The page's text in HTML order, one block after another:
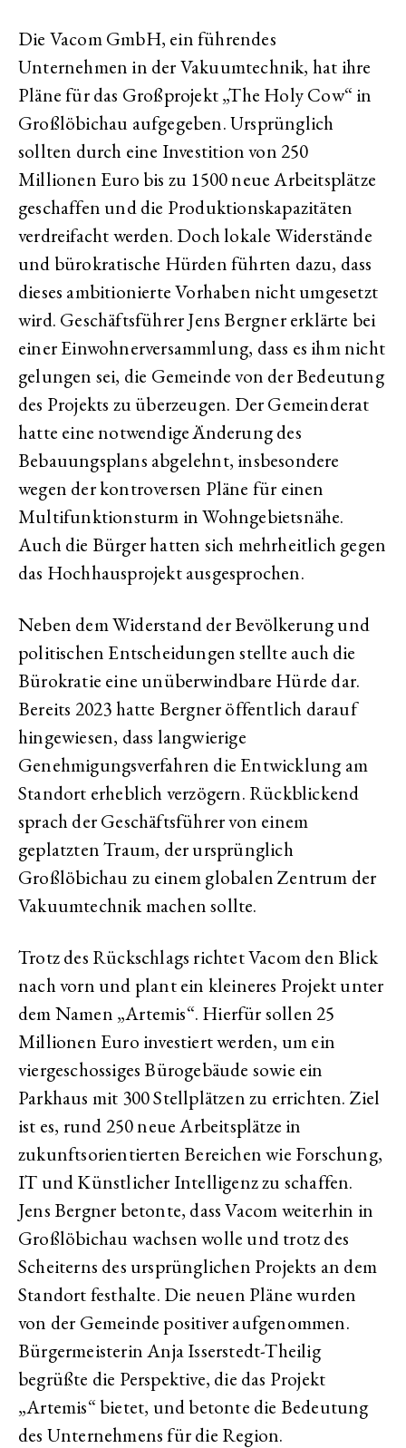
Die Vacom GmbH, ein führendes
Unternehmen in der Vakuumtechnik, hat ihre
Pläne für das Großprojekt „The Holy Cow“ in
Großlöbichau aufgegeben. Ursprünglich
sollten durch eine Investition von 250
Millionen Euro bis zu 1500 neue Arbeitsplätze
geschaffen und die Produktionskapazitäten
verdreifacht werden. Doch lokale Widerstände
und bürokratische Hürden führten dazu, dass
dieses ambitionierte Vorhaben nicht umgesetzt
wird. Geschäftsführer Jens Bergner erklärte bei
einer Einwohnerversammlung, dass es ihm nicht
gelungen sei, die Gemeinde von der Bedeutung
des Projekts zu überzeugen. Der Gemeinderat
hatte eine notwendige Änderung des
Bebauungsplans abgelehnt, insbesondere
wegen der kontroversen Pläne für einen
Multifunktionsturm in Wohngebietsnähe.
Auch die Bürger hatten sich mehrheitlich gegen
das Hochhausprojekt ausgesprochen.
Neben dem Widerstand der Bevölkerung und
politischen Entscheidungen stellte auch die
Bürokratie eine unüberwindbare Hürde dar.
Bereits 2023 hatte Bergner öffentlich darauf
hingewiesen, dass langwierige
Genehmigungsverfahren die Entwicklung am
Standort erheblich verzögern. Rückblickend
sprach der Geschäftsführer von einem
geplatzten Traum, der ursprünglich
Großlöbichau zu einem globalen Zentrum der
Vakuumtechnik machen sollte.
Trotz des Rückschlags richtet Vacom den Blick
nach vorn und plant ein kleineres Projekt unter
dem Namen „Artemis“. Hierfür sollen 25
Millionen Euro investiert werden, um ein
viergeschossiges Bürogebäude sowie ein
Parkhaus mit 300 Stellplätzen zu errichten. Ziel
ist es, rund 250 neue Arbeitsplätze in
zukunftsorientierten Bereichen wie Forschung,
IT und Künstlicher Intelligenz zu schaffen.
Jens Bergner betonte, dass Vacom weiterhin in
Großlöbichau wachsen wolle und trotz des
Scheiterns des ursprünglichen Projekts an dem
Standort festhalte. Die neuen Pläne wurden
von der Gemeinde positiver aufgenommen.
Bürgermeisterin Anja Isserstedt-Theilig
begrüßte die Perspektive, die das Projekt
„Artemis“ bietet, und betonte die Bedeutung
des Unternehmens für die Region.